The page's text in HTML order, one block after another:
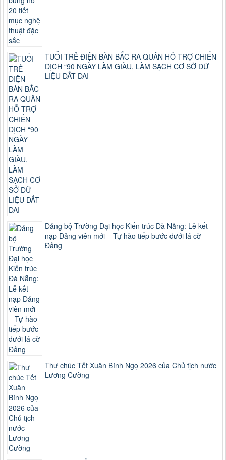
TUỔI TRẺ ĐIỆN BÀN BẮC RA QUÂN HỖ TRỢ CHIẾN
DỊCH “90 NGÀY LÀM GIÀU, LÀM SẠCH CƠ SỞ DỮ
LIỆU ĐẤT ĐAI
Đảng bộ Trường Đại học Kiến trúc Đà Nẵng: Lễ kết
nạp Đảng viên mới – Tự hào tiếp bước dưới lá cờ
Đảng
Thư chúc Tết Xuân Bính Ngọ 2026 của Chủ tịch nước
Lương Cường